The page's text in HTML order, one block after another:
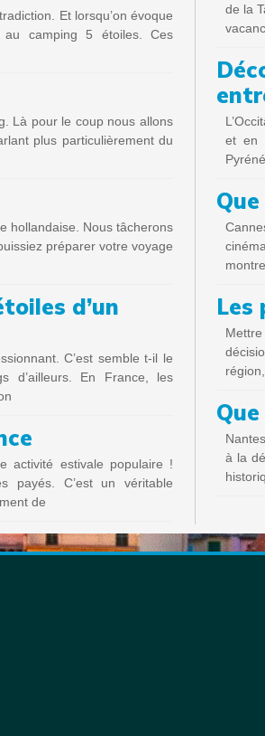
Et lorsqu’on évoque
camping 5 étoiles. Ces
Là pour le coup nous allons
du
hollandaise. Nous tâcherons
préparer votre voyage
d’un
C’est semble t-il le
d’ailleurs. En France, les
activité estivale populaire !
payés. C’est un véritable
de
de la
et en
Les
à la